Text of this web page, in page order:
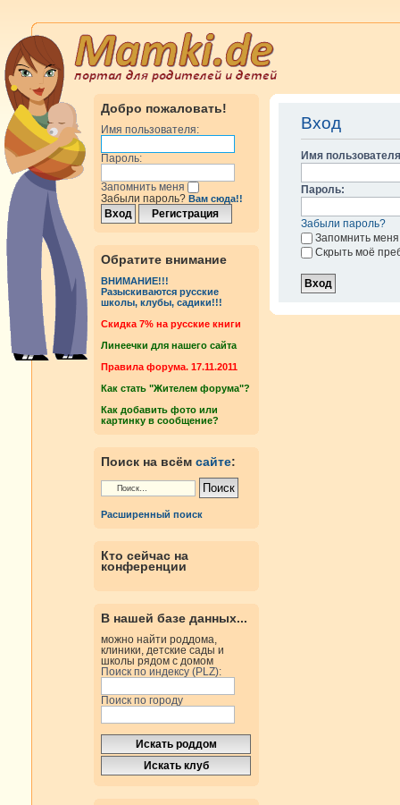
Добро пожаловать!
Имя пользователя:
Пароль:
Запомнить меня
Забыли пароль? Вам сюда!!
Обратите внимание
ВНИМАНИЕ!!!
Разыскиваются русские
школы, клубы, садики!!!
Cкидка 7% на русские книги
Линеечки для нашего сайта
Правила форума. 17.11.2011
Как стать "Жителем форума"?
Как добавить фото или
картинку в сообщение?
Поиск на всём сайте:
Расширенный поиск
Кто сейчас на
конференции
В нашей базе данных...
можно найти роддома,
клиники, детские сады и
школы рядом с домом
Поиск по индексу (PLZ):
Поиск по городу
Вход
Имя
Пароль:
Забыли пароль?
Запомнить меня
Скрыть моё